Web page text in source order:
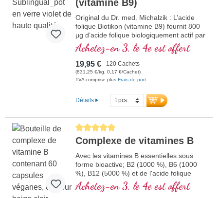
(vitamine B9)
Original du Dr. med. Michalzik : L’acide
folique Biotikon (vitamine B9) fournit 800
µg d’acide folique biologiquement actif par
comprimé, sous forme de
méthyltétrahydrofolate (5-MTHF),
particulièrement bien absorbé par
l’organisme. L’acide folique contribue à
une formation sanguine normale et au
immunitaire. Sans aucun additif, le produit
est conditionné dans un emballage sans
les normes de qualité les plus strictes.
plus d'informations sur l'acide
folique
Achetez-en 3, le 4e est offert
19,95 € 120 Cachets
(831,25 €/kg, 0,17 €/Cachet)
TVA comprise plus Frais de port
Détails
Average rating of 5 out of 5 stars
Complexe de vitamines B
Avec les vitamines B essentielles sous
forme bioactive; B2 (1000 %), B6 (1000
%), B12 (5000 %) et de l'acide folique
(400 %) ainsi que toutes les autres
vitamines B. Avec de la méthylcobalamine
Achetez-en 3, le 4e est offert